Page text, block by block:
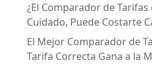
¿El Comparador de Tarifas
Cuidado, Puede Costarte
El Mejor Comparador de
Tarifa Correcta Gana a la